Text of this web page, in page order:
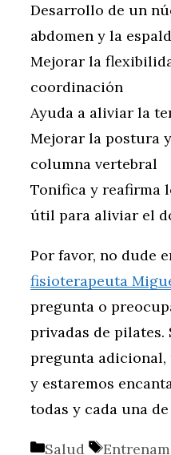
Desarrollo de un
abdomen y la
Mejorar la
coordinación
Ayuda a aliviar la
Mejorar la postura
columna vertebral
Tonifica y reafirma
útil para aliviar el
Por favor, no dude
fisioterapeuta
pregunta o
privadas de pilates.
pregunta adicional,
y estaremos
todas y cada una
Categorías
Salud Etiquetas